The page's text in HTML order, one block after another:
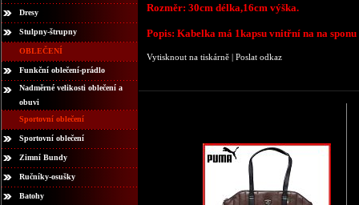
Dresy
Stulpny-štrupny
OBLEČENÍ
Funkční oblečení-prádlo
Nadměrné velikosti oblečení a
obuvi
Sportovní oblečení
Sportovní oblečení
Zimní Bundy
Ručníky-osušky
Batohy
Rozměr: 30cm délka,16cm výška.
Popis: Kabelka má 1kapsu vnitřní na na
Vytisknout na tiskárně | Poslat odkaz